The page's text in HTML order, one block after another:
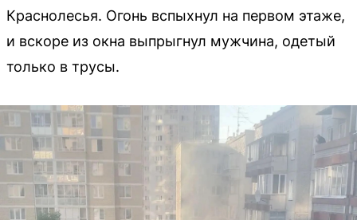
Краснолесья. Огонь вспыхнул на первом этаже,
и вскоре из окна выпрыгнул мужчина, одетый
только в трусы.